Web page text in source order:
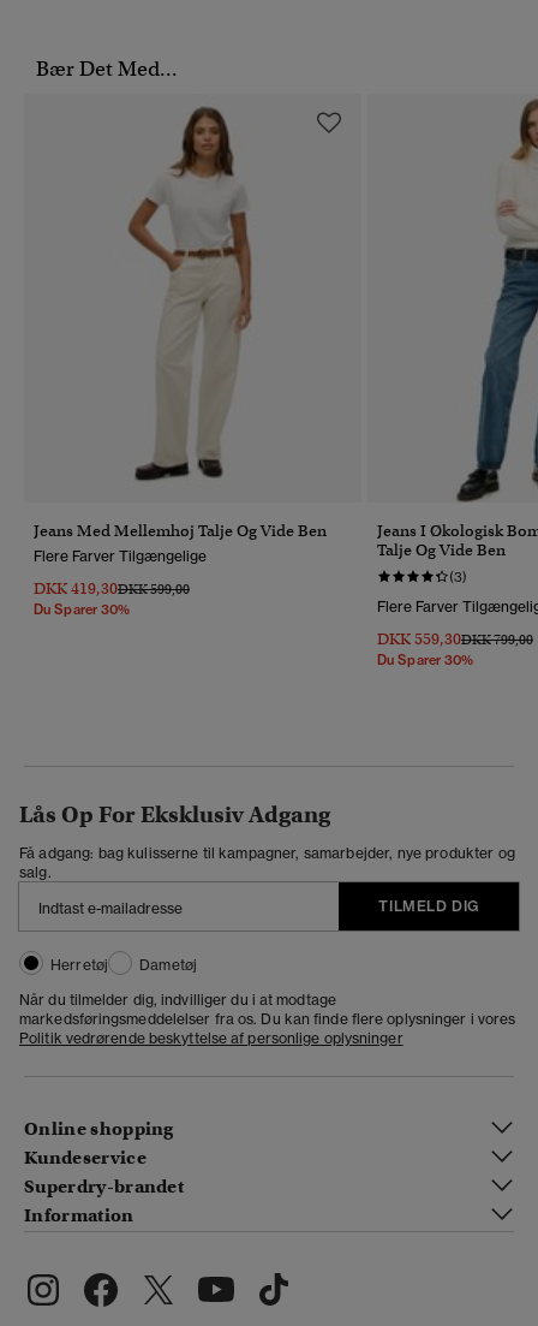
Bær Det Med...
Jeans Med Mellemhøj Talje Og Vide Ben
Flere Farver Tilgængelige
DKK 419,30Pris Nedsat Fra
DKK 599,00Til
Du Sparer 30%
Jeans I Økologisk
Talje Og Vide Ben
(3)
Flere Farver
DKK 559,30Pris Nedsat
DKK 799,00
Du Sparer 30%
Lås Op For Eksklusiv Adgang
Få adgang: bag kulisserne til kampagner, samarbejder, nye produkter og
salg.
TILMELD DIG
Herretøj
Dametøj
Når du tilmelder dig, indvilliger du i at modtage
markedsføringsmeddelelser fra os. Du kan finde flere oplysninger i vores
Politik vedrørende beskyttelse af personlige oplysninger
Online shopping
Kundeservice
Superdry-brandet
Information